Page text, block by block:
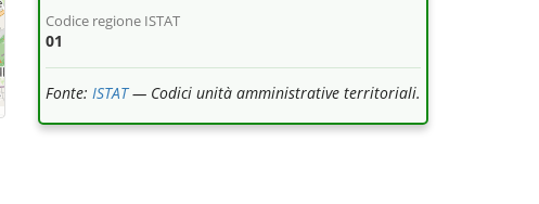
Codice regione ISTAT
01
Fonte: ISTAT— Codici unità amministrative territoriali.